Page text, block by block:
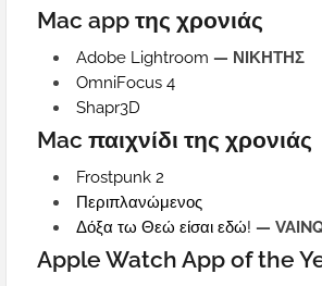
Mac app της χρονιάς
Adobe Lightroom — ΝΙΚΗΤΗΣ
OmniFocus 4
Shapr3D
Mac παιχνίδι της χρονιάς
Frostpunk 2
Περιπλανώμενος
Δόξα τω Θεώ είσαι εδώ! —
Apple Watch App of the